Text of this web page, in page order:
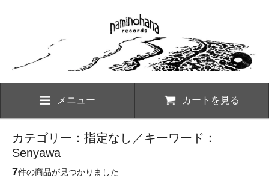
メニュー カートを見る
カテゴリー：指定なし／キーワード：
Senyawa
7件の商品が見つかりました